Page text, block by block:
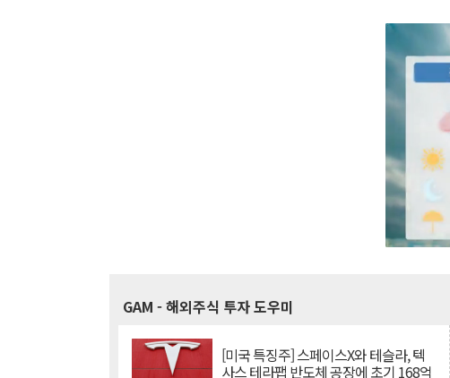
GAM - 해외주식 투자 도우미
[미국 특징주] 스페이스X와 테슬라, 텍
사스 테라팹 반도체 공장에 초기 168억